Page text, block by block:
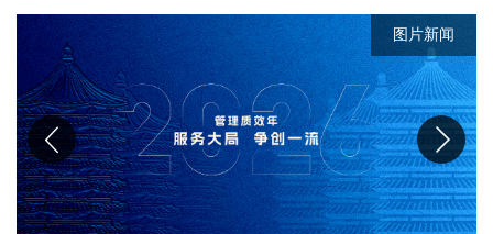
图片新闻
图片新闻
图片新闻
图片新闻